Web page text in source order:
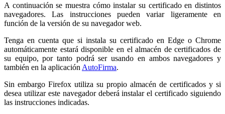
A continuación se muestra cómo instalar su certificado en distintos
navegadores. Las instrucciones pueden variar ligeramente en
función de la versión de su navegador web.
Tenga en cuenta que si instala su certificado en Edge o Chrome
automáticamente estará disponible en el almacén de certificados de
su equipo, por tanto podrá ser usando en ambos navegadores y
también en la aplicación AutoFirma.
Sin embargo Firefox utiliza su propio almacén de certificados y si
desea utilizar este navegador deberá instalar el certificado siguiendo
las instrucciones indicadas.